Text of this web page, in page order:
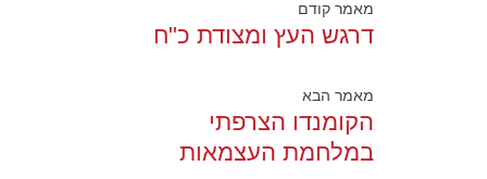
מאמר קודם
דרגש העץ ומצודת כ"ח
מאמר הבא
הקומנדו הצרפתי
במלחמת העצמאות